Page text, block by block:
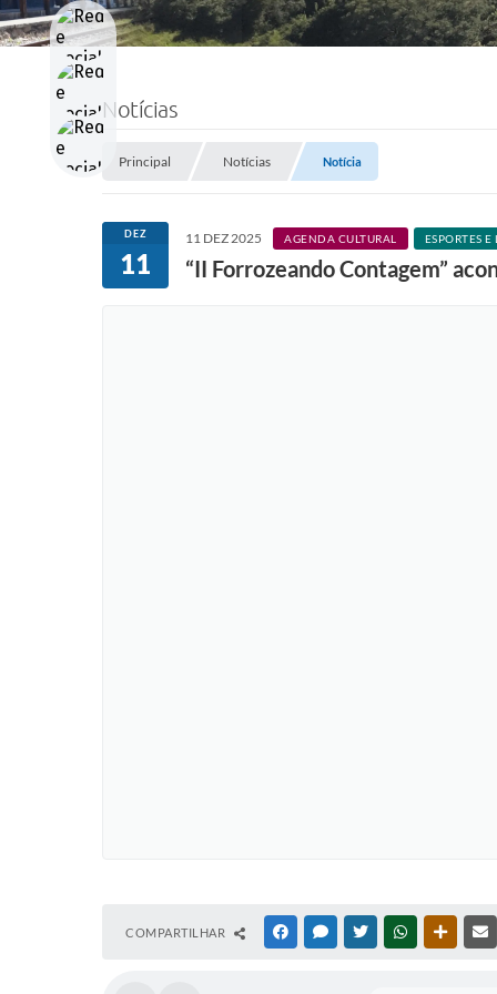
Notícias
Principal Notícias Notícia
DEZ
11
11 DEZ 2025 AGENDA CULTURAL ESPORTES E
“II Forrozeando Contagem”
COMPARTILHAR FACEBOOKMESSENGER
TWITTERWHATSAPP